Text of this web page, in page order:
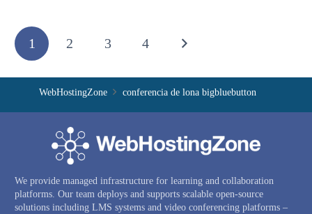
1 2 3 4
WebHostingZone conferencia de lona bigbluebutton
We provide managed infrastructure for learning and collaboration
platforms. Our team deploys and supports scalable open-source
solutions including LMS systems and video conferencing platforms –